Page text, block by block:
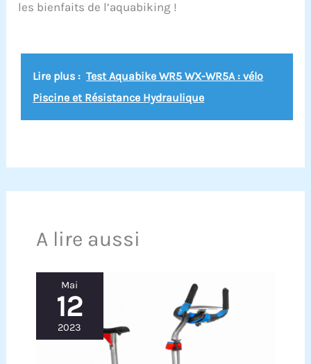
les bienfaits de l’aquabiking !
Lire plus : Test Aquabike WR5 WX-WR5A : vélo
Piscine et Résistance Hydraulique
A lire aussi
Mai
12
2023